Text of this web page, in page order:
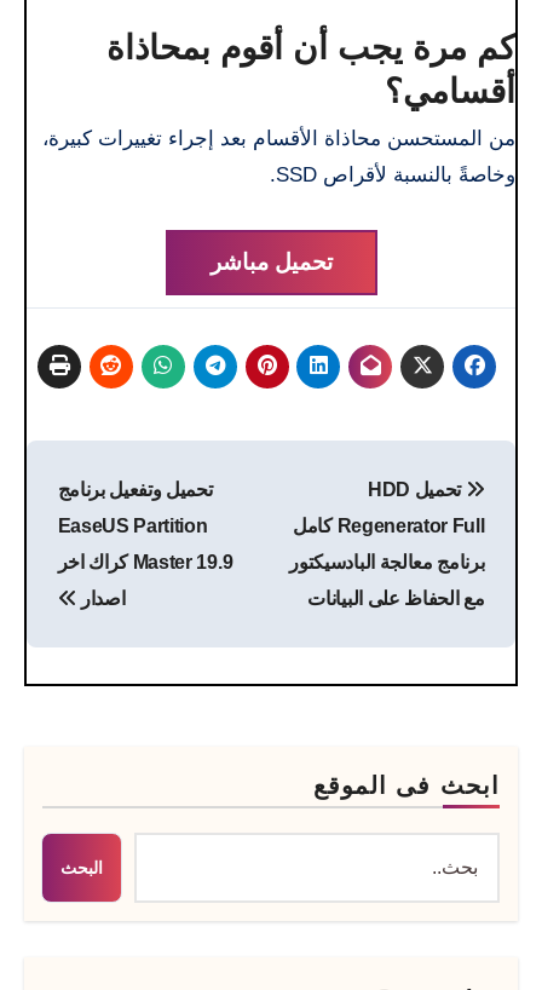
كم مرة يجب أن أقوم بمحاذاة
أقسامي؟
من المستحسن محاذاة الأقسام بعد إجراء تغييرات كبيرة،
وخاصةً بالنسبة لأقراص SSD.
تحميل مباشر
المقالات
تحميل HDD
Regenerator Full كامل
برنامج معالجة البادسيكتور
مع الحفاظ على البيانات
تحميل وتفعيل برنامج
EaseUS Partition
Master 19.9 كراك اخر
اصدار
ابحث فى الموقع
البحث